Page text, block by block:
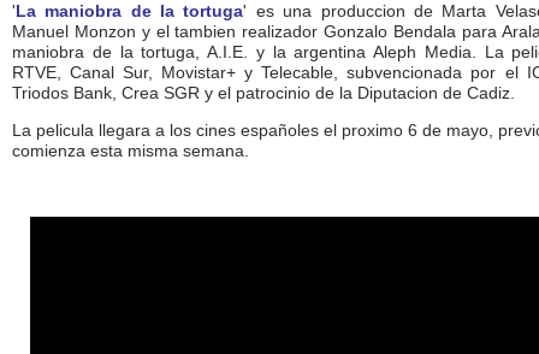
'La maniobra de la tortuga' es una produccion de Marta
Manuel Monzon y el tambien realizador Gonzalo Bendala para
maniobra de la tortuga, A.I.E. y la argentina Aleph Media. La
RTVE, Canal Sur, Movistar+ y Telecable, subvencionada por el
Triodos Bank, Crea SGR y el patrocinio de la Diputacion de Cadiz.
La pelicula llegara a los cines españoles el proximo 6 de mayo,
comienza esta misma semana.